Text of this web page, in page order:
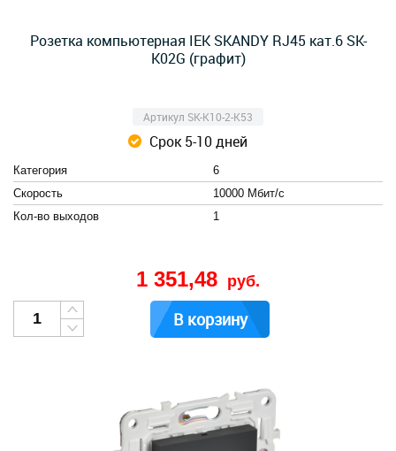
Розетка компьютерная IEK SKANDY RJ45 кат.6 SK-
K02G (графит)
Артикул SK-K10-2-K53
Срок 5-10 дней
Категория
6
Скорость
10000 Мбит/с
Кол-во выходов
1
1 351,48 руб.
В корзину